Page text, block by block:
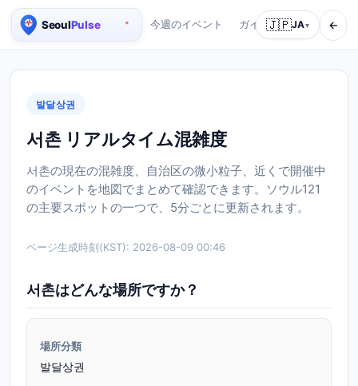
ソウル リアルタイム人口マップ
今週のイベント ガイド 会社紹介
🇯🇵JA▾ ←
발달상권
서촌 リアルタイム混雑度
서촌の現在の混雑度、自治区の微小粒子、近くで開催中
のイベントを地図でまとめて確認できます。ソウル121
の主要スポットの一つで、5分ごとに更新されます。
ページ生成時刻(KST): 2026-08-09 00:46
서촌はどんな場所ですか？
場所分類
발달상권